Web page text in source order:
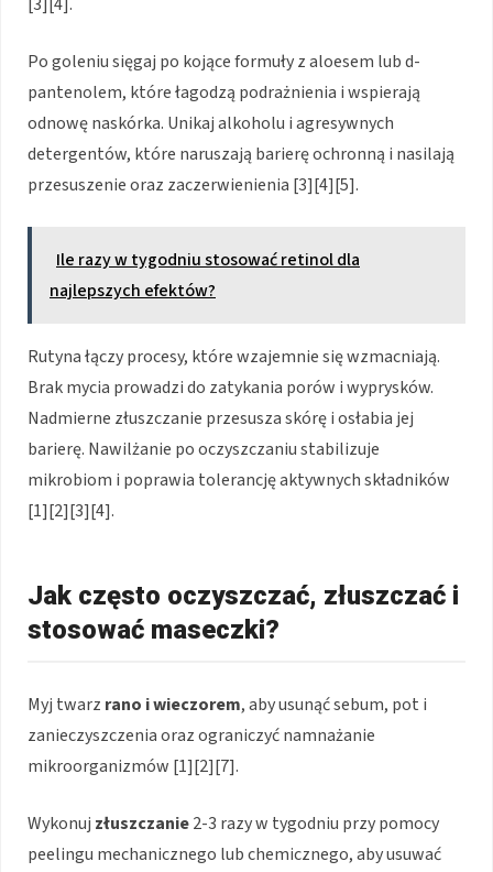
Po goleniu sięgaj po kojące formuły z aloesem lub d-
pantenolem, które łagodzą podrażnienia i wspierają
odnowę naskórka. Unikaj alkoholu i agresywnych
detergentów, które naruszają barierę ochronną i nasilają
przesuszenie oraz zaczerwienienia [3][4][5].
Ile razy w tygodniu stosować retinol dla
najlepszych efektów?
Rutyna łączy procesy, które wzajemnie się wzmacniają.
Brak mycia prowadzi do zatykania porów i wyprysków.
Nadmierne złuszczanie przesusza skórę i osłabia jej
barierę. Nawilżanie po oczyszczaniu stabilizuje
mikrobiom i poprawia tolerancję aktywnych składników
[1][2][3][4].
Jak często oczyszczać, złuszczać i
stosować maseczki?
Myj twarz rano i wieczorem, aby usunąć sebum, pot i
zanieczyszczenia oraz ograniczyć namnażanie
mikroorganizmów [1][2][7].
Wykonuj złuszczanie2-3 razy w tygodniu przy pomocy
peelingu mechanicznego lub chemicznego, aby usuwać